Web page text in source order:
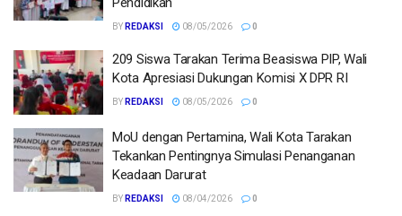
BY REDAKSI 08/05/2026 0
209 Siswa Tarakan Terima Beasiswa PIP, Wali
Kota Apresiasi Dukungan Komisi X DPR RI
BY REDAKSI 08/05/2026 0
MoU dengan Pertamina, Wali Kota Tarakan
Tekankan Pentingnya Simulasi Penanganan
Keadaan Darurat
BY REDAKSI 08/04/2026 0